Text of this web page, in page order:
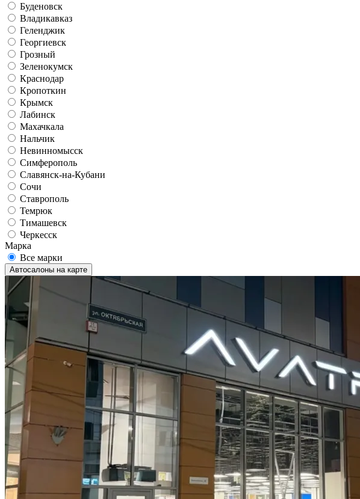
Буденовск
Владикавказ
Геленджик
Георгиевск
Грозный
Зеленокумск
Краснодар
Кропоткин
Крымск
Лабинск
Махачкала
Нальчик
Невинномысск
Симферополь
Славянск-на-Кубани
Сочи
Ставрополь
Темрюк
Тимашевск
Черкесск
Марка
Все марки
Автосалоны на карте